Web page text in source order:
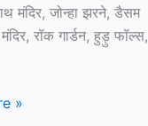
मंदिर, जोन्हा झरने, डैसम
रॉक गार्डन, हुड़ु फॉल्स,
»